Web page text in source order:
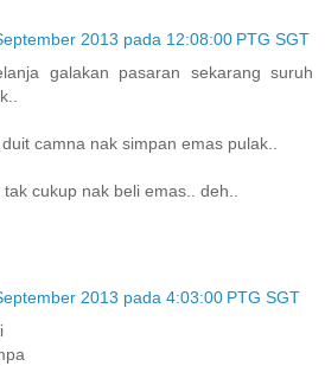
2013 pada 12:08:00 PTG SGT
galakan pasaran sekarang suruh
camna nak simpan emas pulak..
cukup nak beli emas.. deh..
2013 pada 4:03:00 PTG SGT